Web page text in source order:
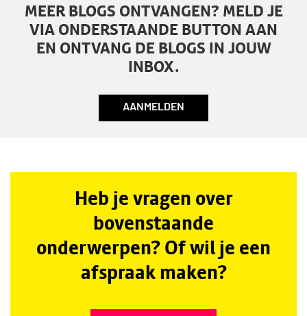
MEER BLOGS ONTVANGEN? MELD JE
VIA ONDERSTAANDE BUTTON AAN
EN ONTVANG DE BLOGS IN JOUW
INBOX.
AANMELDEN
Heb je vragen over
bovenstaande
onderwerpen? Of wil je een
afspraak maken?